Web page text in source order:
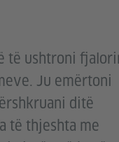
të ushtroni
Ju emërtoni
ditë
të thjeshta me